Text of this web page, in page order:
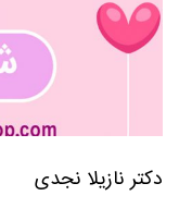
دکتر نازیلا نجدی